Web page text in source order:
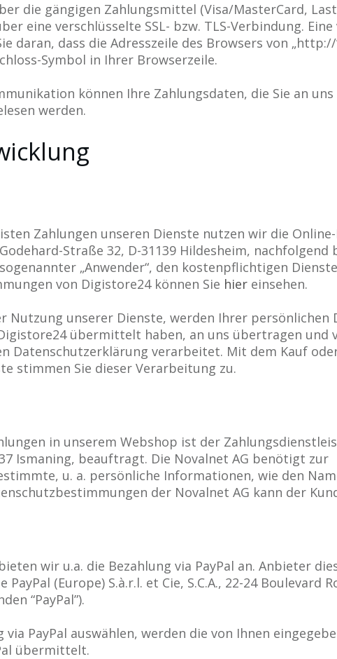
die gängigen Zahlungsmittel (Visa/MasterCard,
eine verschlüsselte SSL- bzw. TLS-Verbindung.
daran, dass die Adresszeile des Browsers von
Symbol in Ihrer Browserzeile.
können Ihre Zahlungsdaten, die Sie an
werden.
Zahlungen unseren Dienste nutzen wir die
Straße 32, D-31139 Hildesheim, nachfolgend
„Anwender“, den kostenpflichtigen
von Digistore24 können Sie hier einsehen.
Nutzung unserer Dienste, werden Ihrer persönlichen
übermittelt haben, an uns übertragen und
Datenschutzerklärung verarbeitet. Mit dem Kauf
stimmen Sie dieser Verarbeitung zu.
in unserem Webshop ist der
Ismaning, beauftragt. Die Novalnet AG benötigt zur
u. a. persönliche Informationen, wie den
der Novalnet AG kann der
wir u.a. die Bezahlung via PayPal an. Anbieter
(Europe) S.à.r.l. et Cie, S.C.A., 22-24 Boulevard
“PayPal”).
via PayPal auswählen, werden die von Ihnen
übermittelt.